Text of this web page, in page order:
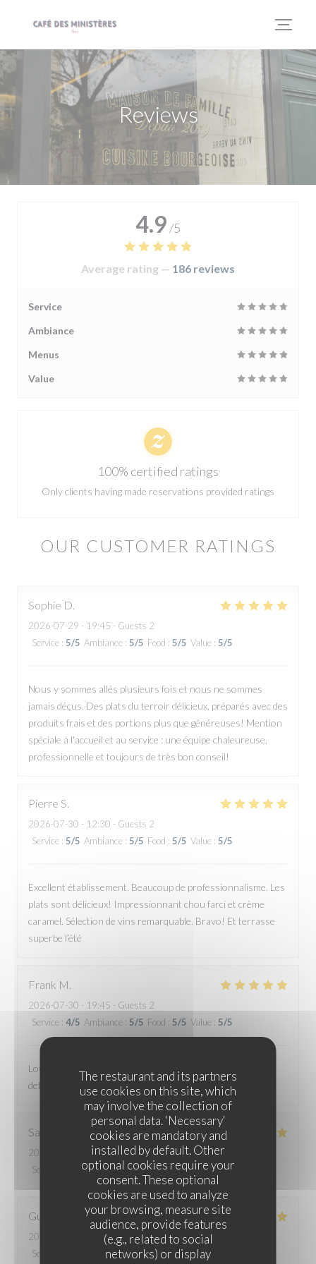
The restaurant and its partners
use cookies on this site, which
may involve the collection of
personal data. 'Necessary'
cookies are mandatory and
installed by default. Other
optional cookies require your
consent. These optional
cookies are used to analyze
your browsing, measure site
audience, provide features
(e.g., related to social
networks) or display
Reviews
OUR CUSTOMER RATINGS
Sophie D
2026-07-29 - 19:45 - Guests 2
Service : 5/5 Ambiance : 5/5 Food : 5/5 Value : 5/5
Nous y sommes allés plusieurs fois et nous ne sommes
jamais déçus. Des plats du terroir délicieux, préparés avec des
produits frais et des portions plus que généreuses! Mention
spéciale à l'accueil et au service : une équipe chaleureuse,
professionnelle et toujours de très bon conseil!
Pierre S
2026-07-30 - 12:30 - Guests 2
Service : 5/5 Ambiance : 5/5 Food : 5/5 Value : 5/5
Excellent établissement. Beaucoup de professionnalisme. Les
plats sont délicieux! Impressionnant chou farci et crème
caramel. Sélection de vins remarquable. Bravo! Et terrasse
superbe l’été
Frank M
2026-07-30 - 19:45 - Guests 2
Service : 4/5 Ambiance : 5/5 Food : 5/5 Value : 5/5
Lovely, attentive service, a wonderful atmosphere and
delicious food - the cassoulet was particularly incredible!!!
Sabine
2026-07-31
- 12:45 - Guests 2
Service
Ambiance: 5/5 Food: 5/5 Value :5/5
Guillaume
2026-07-30
- 20:45 - Guests 2
Service
Ambiance:5/5 Food: 5/5 Value
4.9 /5
Average rating — 186 reviews
Service
Ambiance
Menus
Value
100% certified ratings
Only clients having made reservations provided ratings